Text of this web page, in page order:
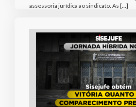
assessoria jurídica ao sindicato. As […]